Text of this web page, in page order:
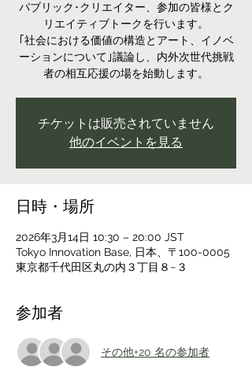
パブリック･クリエイター、参加の皆様とク
リエイティブトークを行います。
｢社会における価値の構造とアート、イノベ
ーションについて｣議論し、内外次世代挑戦
者の相互応援の場を始動します。
チケットは販売されていません
他のイベントを見る
日時・場所
2026年3月14日 10:30 – 20:00 JST
Tokyo Innovation Base, 日本、〒100-0005
東京都千代田区丸の内３丁目８−３
参加者
その他+20 名の参加者